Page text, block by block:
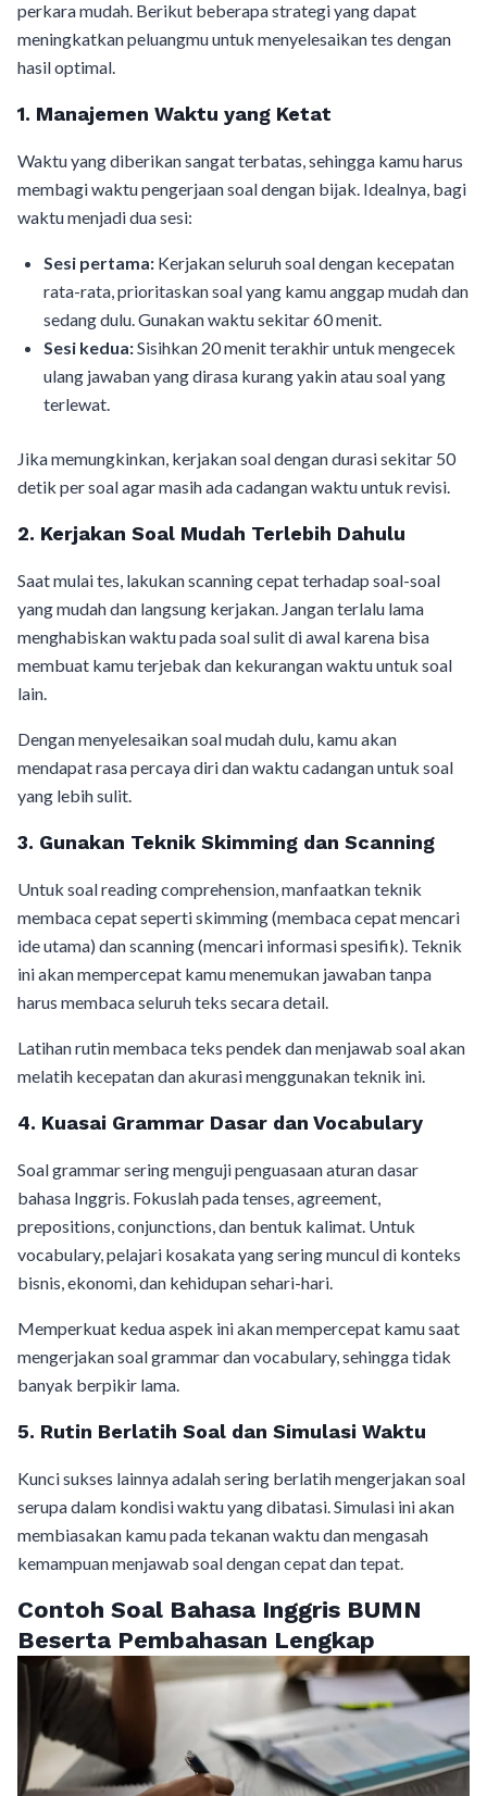
perkara mudah. Berikut beberapa strategi yang dapat
meningkatkan peluangmu untuk menyelesaikan tes dengan
hasil optimal.
1. Manajemen Waktu yang Ketat
Waktu yang diberikan sangat terbatas, sehingga kamu harus
membagi waktu pengerjaan soal dengan bijak. Idealnya, bagi
waktu menjadi dua sesi:
Sesi pertama: Kerjakan seluruh soal dengan kecepatan
rata-rata, prioritaskan soal yang kamu anggap mudah dan
sedang dulu. Gunakan waktu sekitar 60 menit.
Sesi kedua:Sisihkan 20 menit terakhir untuk mengecek
ulang jawaban yang dirasa kurang yakin atau soal yang
terlewat.
Jika memungkinkan, kerjakan soal dengan durasi sekitar 50
detik per soal agar masih ada cadangan waktu untuk revisi.
2. Kerjakan Soal Mudah Terlebih Dahulu
Saat mulai tes, lakukan scanning cepat terhadap soal-soal
yang mudah dan langsung kerjakan. Jangan terlalu lama
menghabiskan waktu pada soal sulit di awal karena bisa
membuat kamu terjebak dan kekurangan waktu untuk soal
lain.
Dengan menyelesaikan soal mudah dulu, kamu akan
mendapat rasa percaya diri dan waktu cadangan untuk soal
yang lebih sulit.
3. Gunakan Teknik Skimming dan Scanning
Untuk soal reading comprehension, manfaatkan teknik
membaca cepat seperti skimming (membaca cepat mencari
ide utama) dan scanning (mencari informasi spesifik). Teknik
ini akan mempercepat kamu menemukan jawaban tanpa
harus membaca seluruh teks secara detail.
Latihan rutin membaca teks pendek dan menjawab soal akan
melatih kecepatan dan akurasi menggunakan teknik ini.
4. Kuasai Grammar Dasar dan Vocabulary
Soal grammar sering menguji penguasaan aturan dasar
bahasa Inggris. Fokuslah pada tenses, agreement,
prepositions, conjunctions, dan bentuk kalimat. Untuk
vocabulary, pelajari kosakata yang sering muncul di konteks
bisnis, ekonomi, dan kehidupan sehari-hari.
Memperkuat kedua aspek ini akan mempercepat kamu saat
mengerjakan soal grammar dan vocabulary, sehingga tidak
banyak berpikir lama.
5. Rutin Berlatih Soal dan Simulasi Waktu
Kunci sukses lainnya adalah sering berlatih mengerjakan soal
serupa dalam kondisi waktu yang dibatasi. Simulasi ini akan
membiasakan kamu pada tekanan waktu dan mengasah
kemampuan menjawab soal dengan cepat dan tepat.
Contoh Soal Bahasa Inggris BUMN
Beserta Pembahasan Lengkap